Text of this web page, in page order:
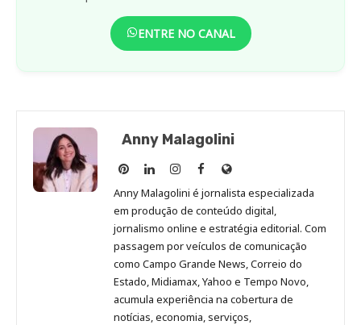
ENTRE NO CANAL
Anny Malagolini
Anny
Malagolini
no
Pinterest
Anny
Malagolini
no
LinkedIn
Anny
Malagolini
no
Instagram
Anny
Malagolini
no
Facebook
Site
de
Anny
Malagolini
Anny Malagolini é jornalista especializada
em produção de conteúdo digital,
jornalismo online e estratégia editorial. Com
passagem por veículos de comunicação
como Campo Grande News, Correio do
Estado, Midiamax, Yahoo e Tempo Novo,
acumula experiência na cobertura de
notícias, economia, serviços,